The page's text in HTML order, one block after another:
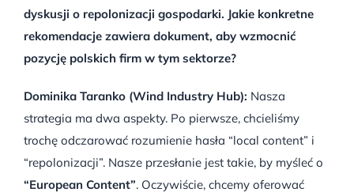
dyskusji o repolonizacji gospodarki. Jakie konkretne
rekomendacje zawiera dokument, aby wzmocnić
pozycję polskich firm w tym sektorze?
Dominika Taranko (Wind Industry Hub): Nasza
strategia ma dwa aspekty. Po pierwsze, chcieliśmy
trochę odczarować rozumienie hasła “local content” i
“repolonizacji”. Nasze przesłanie jest takie, by myśleć o
“European Content”. Oczywiście, chcemy oferować